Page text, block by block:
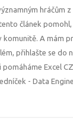
hráčům
článek
komunitě. A mám
přihlašte se do
pomáháme Excel
- Data